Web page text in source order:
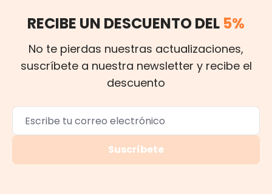
RECIBE UN DESCUENTO DEL 5%
No te pierdas nuestras actualizaciones,
suscríbete a nuestra newsletter y recibe el
descuento
Suscríbete